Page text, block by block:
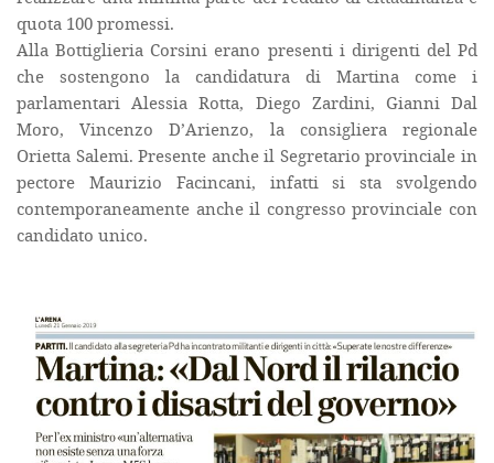
quota 100 promessi.
Alla Bottiglieria Corsini erano presenti i dirigenti del Pd
che sostengono la candidatura di Martina come i
parlamentari Alessia Rotta, Diego Zardini, Gianni Dal
Moro, Vincenzo D’Arienzo, la consigliera regionale
Orietta Salemi. Presente anche il Segretario provinciale in
pectore Maurizio Facincani, infatti si sta svolgendo
contemporaneamente anche il congresso provinciale con
candidato unico.